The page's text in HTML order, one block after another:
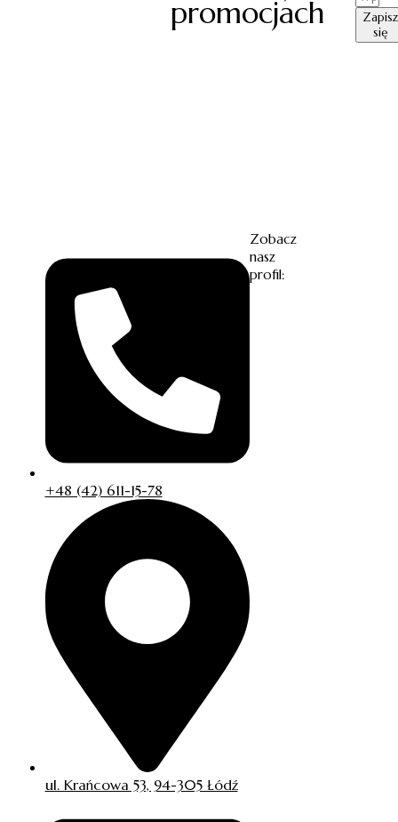
promocjach
Zapisz
się
+48 (42) 611-15-78
ul. Krańcowa 53, 94-305 Łódź
Zobacz
nasz
profil: